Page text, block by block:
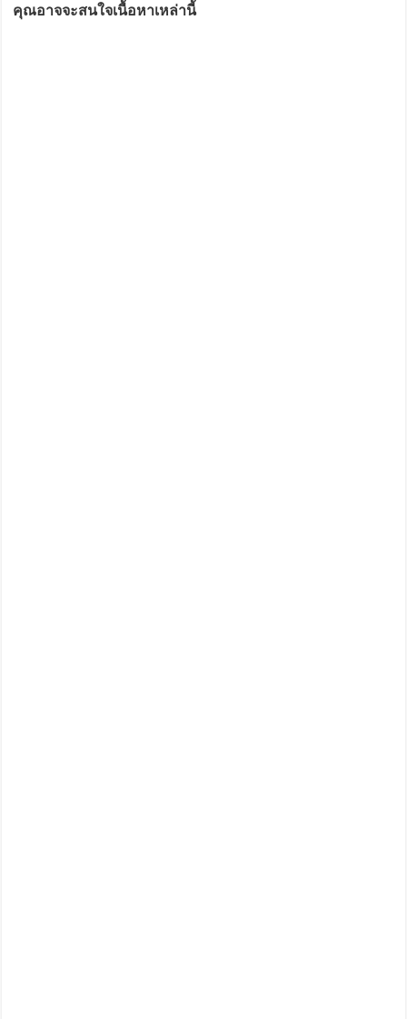
คุณอาจจะสนใจเนื้อหาเหล่านี้